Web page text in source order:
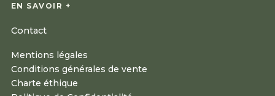
EN SAVOIR +
Contact
Mentions légales
Conditions générales de vente
Charte éthique